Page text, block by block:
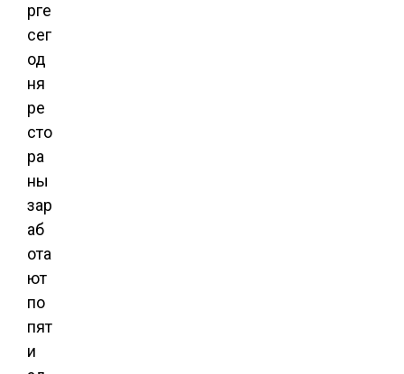
рге
сег
од
ня
ре
сто
ра
ны
зар
аб
ота
ют
по
пят
и